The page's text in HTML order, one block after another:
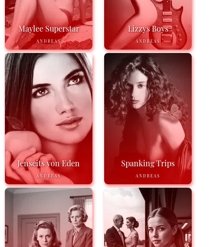
Maylee Superstar
ANDREAS
Lizzys Boys
ANDREAS
Jenseits von Eden
ANDREAS
Spanking Trips
ANDREAS